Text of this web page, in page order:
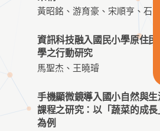
黃昭銘、游育豪、宋順亨、石賢
資訊科技融入國民小學原住民
學之行動研究
馬聖杰、王曉璿
手機顯微鏡導入國小自然與生
課程之研究：以「蔬菜的成長
為例